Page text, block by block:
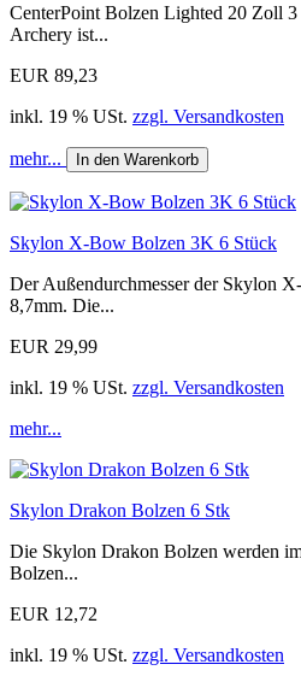
CenterPoint Bolzen Lighted 20 Zoll
Archery ist...
EUR 89,23
inkl. 19 % USt. zzgl. Versandkosten
mehr... In den Warenkorb
Skylon X-Bow Bolzen 3K 6 Stück
Der Außendurchmesser der Skylon
8,7mm. Die...
EUR 29,99
inkl. 19 % USt. zzgl. Versandkosten
mehr...
Skylon Drakon Bolzen 6 Stk
Die Skylon Drakon Bolzen werden
Bolzen...
EUR 12,72
inkl. 19 % USt. zzgl. Versandkosten